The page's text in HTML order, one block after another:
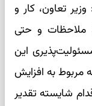
تعاون، کار و
ملاحظات و حتی
این
مربوط به افزایش
شایسته تقدیر